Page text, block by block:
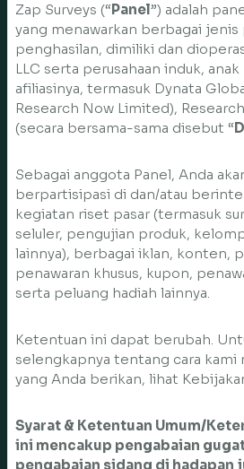
Zap Surveys (“Panel”) adalah
yang menawarkan berbagai jenis
penghasilan, dimiliki dan
LLC serta perusahaan induk,
afiliasinya, termasuk Dynata
Research Now Limited),
(secara bersama-sama disebut “
Sebagai anggota Panel, Anda
berpartisipasi di dan/atau
kegiatan riset pasar (termasuk
seluler, pengujian produk,
lainnya), berbagai iklan, konten,
penawaran khusus, kupon,
serta peluang hadiah lainnya.
Ketentuan ini dapat berubah.
selengkapnya tentang cara kami
yang Anda berikan, lihat
Syarat & Ketentuan Umum/
ini mencakup pengabaian
pengabaian sidang di hadapan